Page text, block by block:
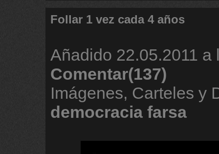
Follar 1 vez cada 4 años
Añadido 22.05.2011 a
Comentar(137)
Imágenes, Carteles y
democracia farsa